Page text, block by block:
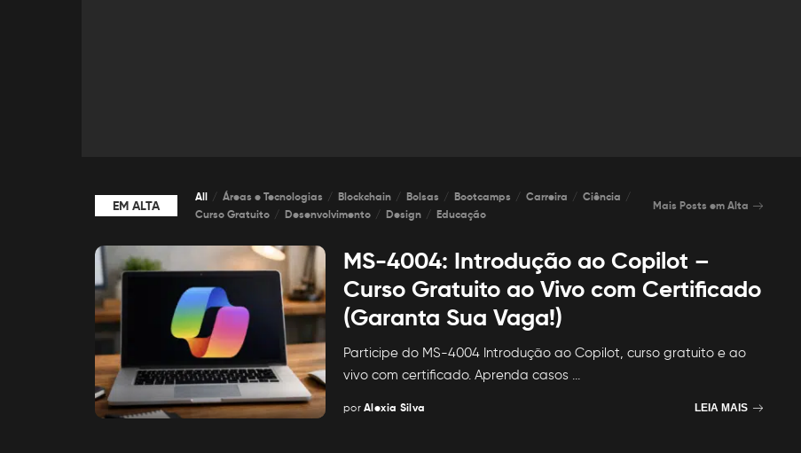
EM ALTA
All Áreas e Tecnologias Blockchain Bolsas Bootcamps Carreira
Ciência
Curso Gratuito
Desenvolvimento Design Educação
Mais Posts em Alta
MS-4004: Introdução ao Copilot –
Curso Gratuito ao Vivo com Certificado
(Garanta Sua Vaga!)
Participe do MS-4004 Introdução ao Copilot, curso gratuito e ao
vivo com certificado. Aprenda casos
Posted
por Alexia Silva LEIA MAIS